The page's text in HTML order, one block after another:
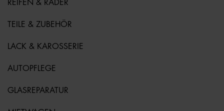
REIFEN & RÄDER
TEILE & ZUBEHÖR
LACK & KAROSSERIE
AUTOPFLEGE
GLASREPARATUR